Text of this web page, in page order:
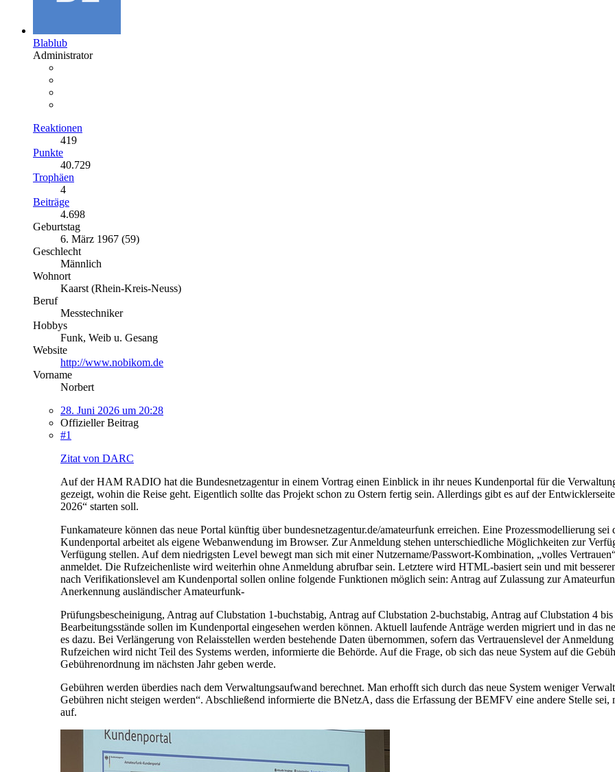
Blablub
Administrator
Reaktionen
419
Punkte
40.729
Trophäen
4
Beiträge
4.698
Geburtstag
6. März 1967 (59)
Geschlecht
Männlich
Wohnort
Kaarst (Rhein-Kreis-Neuss)
Beruf
Messtechniker
Hobbys
Funk, Weib u. Gesang
Website
http://www.nobikom.de
Vorname
Norbert
28. Juni 2026 um 20:28
Offizieller Beitrag
#1
Zitat von DARC
Auf der HAM RADIO hat die Bundesnetzagentur in einem Vortrag einen Einblick in ihr neues Kundenportal für die
gezeigt, wohin die Reise geht. Eigentlich sollte das Projekt schon zu Ostern fertig sein. Allerdings gibt es auf der
2026“ starten soll.
Funkamateure können das neue Portal künftig über bundesnetzagentur.de/amateurfunk erreichen. Eine Prozessmodellierung
Kundenportal arbeitet als eigene Webanwendung im Browser. Zur Anmeldung stehen unterschiedliche Möglichkeiten zur
Verfügung stellen. Auf dem niedrigsten Level bewegt man sich mit einer Nutzername/Passwort-Kombination, „volles
anmeldet. Die Rufzeichenliste wird weiterhin ohne Anmeldung abrufbar sein. Letztere wird HTML-basiert sein und mit
nach Verifikationslevel am Kundenportal sollen online folgende Funktionen möglich sein: Antrag auf Zulassung zur
Anerkennung ausländischer Amateurfunk-
Prüfungsbescheinigung, Antrag auf Clubstation 1-buchstabig, Antrag auf Clubstation 2-buchstabig, Antrag auf Clubstation 4
Bearbeitungsstände sollen im Kundenportal eingesehen werden können. Aktuell laufende Anträge werden migriert und in das
es dazu. Bei Verlängerung von Relaisstellen werden bestehende Daten übernommen, sofern das Vertrauenslevel der
Rufzeichen wird nicht Teil des Systems werden, informierte die Behörde. Auf die Frage, ob sich das neue System auf die
Gebührenordnung im nächsten Jahr geben werde.
Gebühren werden überdies nach dem Verwaltungsaufwand berechnet. Man erhofft sich durch das neue System weniger
Gebühren nicht steigen werden“. Abschließend informierte die BNetzA, dass die Erfassung der BEMFV eine andere Stelle
auf.